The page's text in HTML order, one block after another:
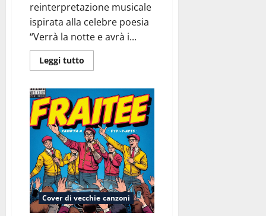
reinterpretazione musicale
ispirata alla celebre poesia
“Verrà la notte e avrà i...
Leggi tutto
di
Verrà
la
notte
(dalla
poesia
“Verrà
la
morte
e
avrà
i
tuoi
occhi”
–
di
Cover di vecchie canzoni